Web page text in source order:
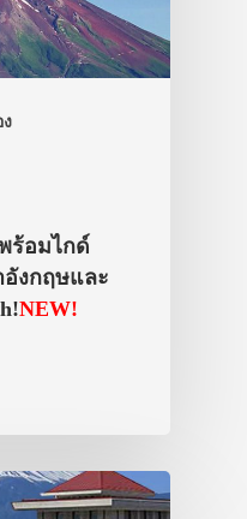
ร้อมไกด์
งกฤษและ
NEW!
ที่พัก
สาระน่ารู้